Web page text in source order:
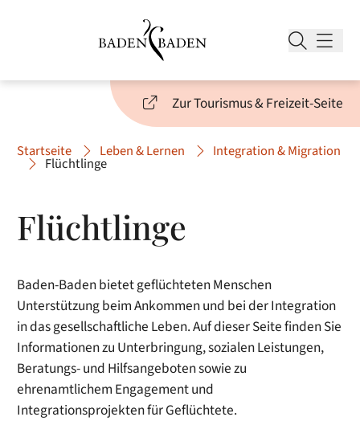
Zur Tourismus & Freizeit-Seite
Startseite Leben & Lernen Integration & Migration
Flüchtlinge
Flüchtlinge
Baden-Baden bietet geflüchteten Menschen
Unterstützung beim Ankommen und bei der Integration
in das gesellschaftliche Leben. Auf dieser Seite finden Sie
Informationen zu Unterbringung, sozialen Leistungen,
Beratungs- und Hilfsangeboten sowie zu
ehrenamtlichem Engagement und
Integrationsprojekten für Geflüchtete.